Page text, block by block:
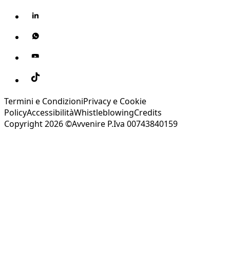
Termini e CondizioniPrivacy e Cookie
PolicyAccessibilitàWhistleblowingCredits
Copyright 2026 ©Avvenire P.Iva 00743840159